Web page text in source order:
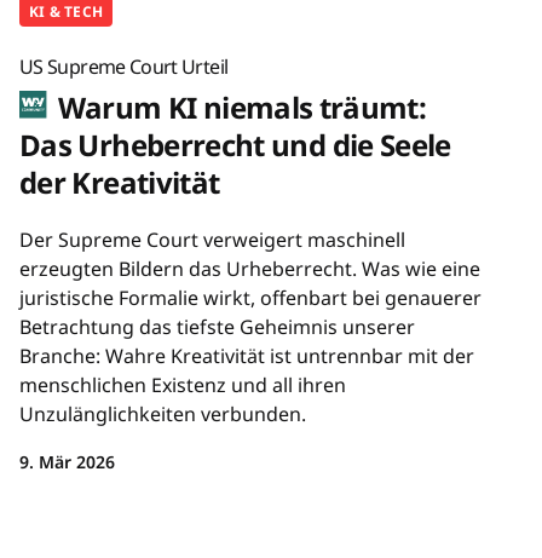
KI & TECH
US Supreme Court Urteil
Warum KI niemals träumt:
Das Urheberrecht und die Seele
der Kreativität
Der Supreme Court verweigert maschinell
erzeugten Bildern das Urheberrecht. Was wie eine
juristische Formalie wirkt, offenbart bei genauerer
Betrachtung das tiefste Geheimnis unserer
Branche: Wahre Kreativität ist untrennbar mit der
menschlichen Existenz und all ihren
Unzulänglichkeiten verbunden.
9. Mär 2026